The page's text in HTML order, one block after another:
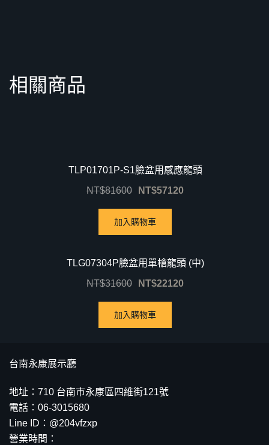
相關商品
TLP01701P-S1臉盆用感應龍頭
NT$81600 NT$57120
加入購物車
TLG07304P臉盆用單槍龍頭 (中)
NT$31600 NT$22120
加入購物車
台南永康展示廳
地址：710 台南市永康區四維街121號
電話：06-3015680
Line ID：@204vfzxp
營業時間：